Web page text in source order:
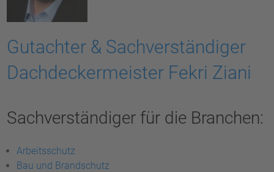
Gutachter & Sachverständiger
Dachdeckermeister Fekri Ziani
Sachverständiger für die Branchen:
Arbeitsschutz
Bau und Brandschutz